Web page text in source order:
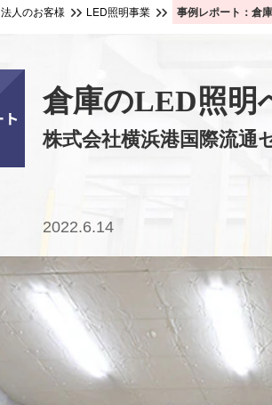
法人のお客様 LED照明事業 事例レポート：倉
倉庫のLED照明
株式会社横浜港国際流通
2022.6.14